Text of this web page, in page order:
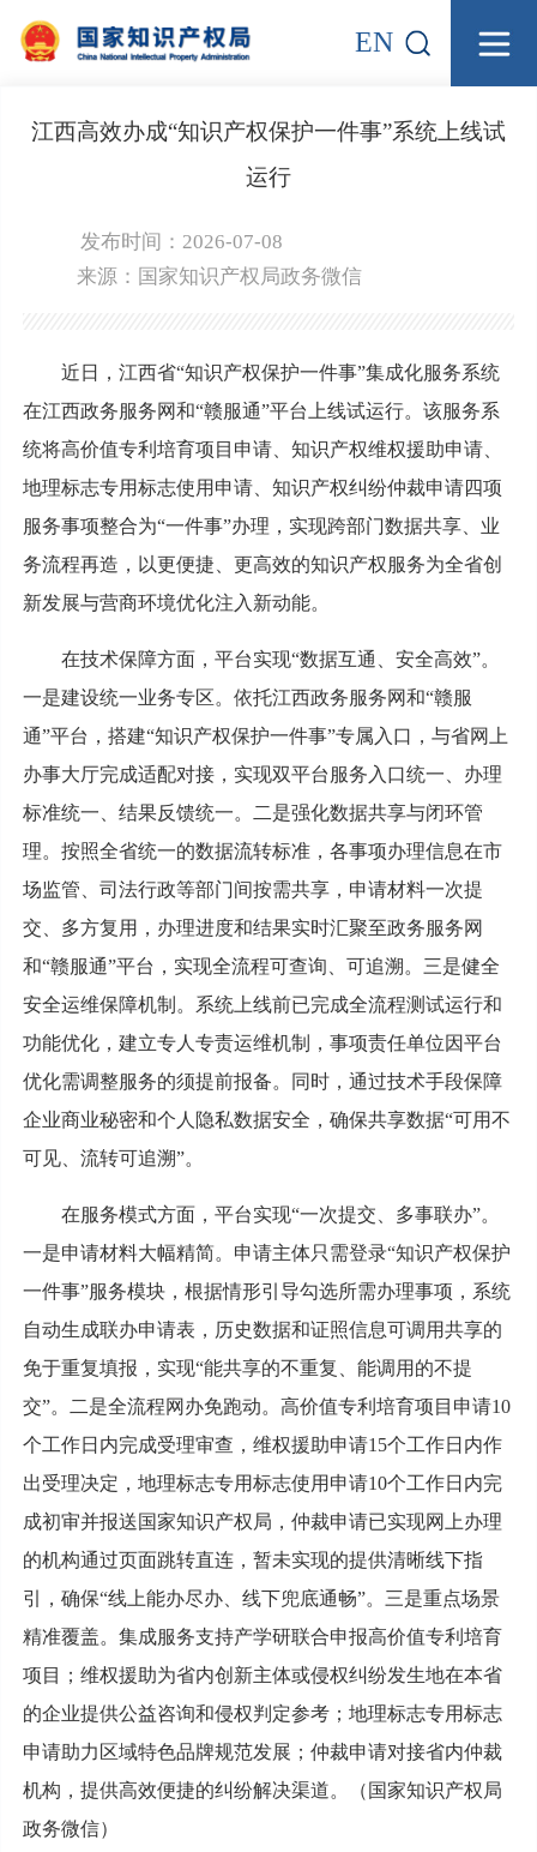
EN
江西高效办成“知识产权保护一件事”系统上线试
运行
发布时间：2026-07-08
来源： 国家知识产权局政务微信
近日，江西省“知识产权保护一件事”集成化服务系统
在江西政务服务网和“赣服通”平台上线试运行。该服务系
统将高价值专利培育项目申请、知识产权维权援助申请、
地理标志专用标志使用申请、知识产权纠纷仲裁申请四项
服务事项整合为“一件事”办理，实现跨部门数据共享、业
务流程再造，以更便捷、更高效的知识产权服务为全省创
新发展与营商环境优化注入新动能。
在技术保障方面，平台实现“数据互通、安全高效”。
一是建设统一业务专区。依托江西政务服务网和“赣服
通”平台，搭建“知识产权保护一件事”专属入口，与省网上
办事大厅完成适配对接，实现双平台服务入口统一、办理
标准统一、结果反馈统一。二是强化数据共享与闭环管
理。按照全省统一的数据流转标准，各事项办理信息在市
场监管、司法行政等部门间按需共享，申请材料一次提
交、多方复用，办理进度和结果实时汇聚至政务服务网
和“赣服通”平台，实现全流程可查询、可追溯。三是健全
安全运维保障机制。系统上线前已完成全流程测试运行和
功能优化，建立专人专责运维机制，事项责任单位因平台
优化需调整服务的须提前报备。同时，通过技术手段保障
企业商业秘密和个人隐私数据安全，确保共享数据“可用不
可见、流转可追溯”。
在服务模式方面，平台实现“一次提交、多事联办”。
一是申请材料大幅精简。申请主体只需登录“知识产权保护
一件事”服务模块，根据情形引导勾选所需办理事项，系统
自动生成联办申请表，历史数据和证照信息可调用共享的
免于重复填报，实现“能共享的不重复、能调用的不提
交”。二是全流程网办免跑动。高价值专利培育项目申请10
个工作日内完成受理审查，维权援助申请15个工作日内作
出受理决定，地理标志专用标志使用申请10个工作日内完
成初审并报送国家知识产权局，仲裁申请已实现网上办理
的机构通过页面跳转直连，暂未实现的提供清晰线下指
引，确保“线上能办尽办、线下兜底通畅”。三是重点场景
精准覆盖。集成服务支持产学研联合申报高价值专利培育
项目；维权援助为省内创新主体或侵权纠纷发生地在本省
的企业提供公益咨询和侵权判定参考；地理标志专用标志
申请助力区域特色品牌规范发展；仲裁申请对接省内仲裁
机构，提供高效便捷的纠纷解决渠道。（国家知识产权局
政务微信）